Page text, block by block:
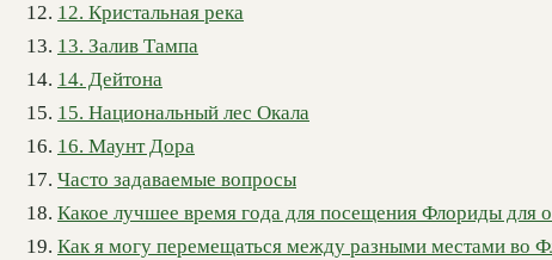
12. Кристальная река
13. Залив Тампа
14. Дейтона
15. Национальный лес Окала
16. Маунт Дора
Часто задаваемые вопросы
Какое лучшее время года для посещения Флориды для
Как я могу перемещаться между разными местами во